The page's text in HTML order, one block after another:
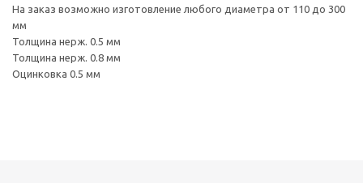
На заказ возможно изготовление любого диаметра от 110 до 300
мм
Толщина нерж. 0.5 мм
Толщина нерж. 0.8 мм
Оцинковка 0.5 мм